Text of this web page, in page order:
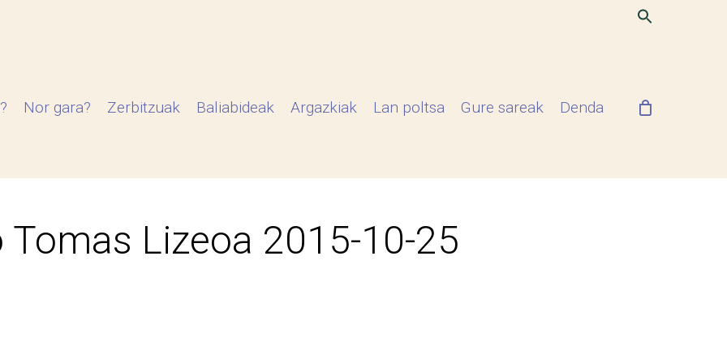
Nor gara? Zerbitzuak Baliabideak Argazkiak Lan poltsa Gure sareak Denda
Tomas Lizeoa 2015-10-25